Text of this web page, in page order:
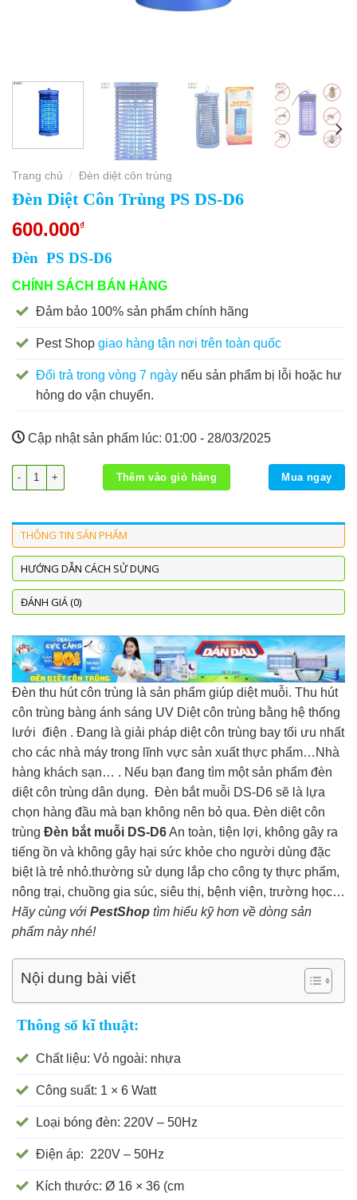
Trang chủ / Đèn diệt côn trùng
Đèn Diệt Côn Trùng PS DS-D6
600.000₫
Đèn PS DS-D6
CHÍNH SÁCH BÁN HÀNG
Đảm bảo 100% sản phẩm chính hãng
Pest Shop giao hàng tận nơi trên toàn quốc
Đổi trả trong vòng 7 ngày nếu sản phẩm bị lỗi hoặc hư
hỏng do vận chuyển.
Cập nhật sản phẩm lúc: 01:00 - 28/03/2025
Đèn Diệt Côn Trùng PS DS-D6 số lượng
Thêm vào giỏ hàng Mua ngay
THÔNG TIN SẢN PHẨM
HƯỚNG DẪN CÁCH SỬ DỤNG
ĐÁNH GIÁ (0)
Đèn thu hút côn trùng là sản phẩm giúp diệt muỗi. Thu hút
côn trùng bàng ánh sáng UV Diệt côn trùng bằng hệ thống
lưới điện . Đang là giải pháp diệt côn trùng bay tối ưu nhất
cho các nhà máy trong lĩnh vực sản xuất thực phẩm…Nhà
hàng khách sạn… . Nếu bạn đang tìm một sản phẩm đèn
diệt côn trùng dân dụng. Đèn bắt muỗi DS-D6 sẽ là lựa
chọn hàng đầu mà bạn không nên bỏ qua. Đèn diệt côn
trùng Đèn bắt muỗi DS-D6An toàn, tiện lợi, không gây ra
tiếng ồn và không gây hại sức khỏe cho người dùng đặc
biệt là trẻ nhỏ.thường sử dụng lắp cho công ty thực phẩm,
nông trại, chuồng gia súc, siêu thị, bệnh viện, trường học…
Hãy cùng với PestShop tìm hiểu kỹ hơn về dòng sản
phẩm này nhé!
Nội dung bài viết
Thông số kĩ thuật:
Chất liệu: Vỏ ngoài: nhựa
Công suất: 1 × 6 Watt
Loại bóng đèn: 220V – 50Hz
Điện áp: 220V – 50Hz
Kích thước: Ø 16 × 36 (cm